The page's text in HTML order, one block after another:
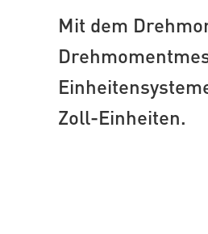
Mit dem
Zoll-Einheiten.